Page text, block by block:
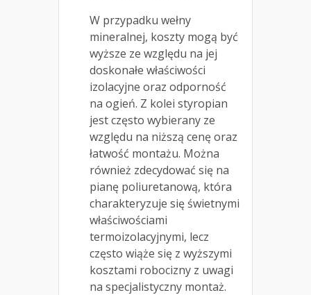
W przypadku wełny
mineralnej, koszty mogą być
wyższe ze względu na jej
doskonałe właściwości
izolacyjne oraz odporność
na ogień. Z kolei styropian
jest często wybierany ze
względu na niższą cenę oraz
łatwość montażu. Można
również zdecydować się na
pianę poliuretanową, która
charakteryzuje się świetnymi
właściwościami
termoizolacyjnymi, lecz
często wiąże się z wyższymi
kosztami robocizny z uwagi
na specjalistyczny montaż.